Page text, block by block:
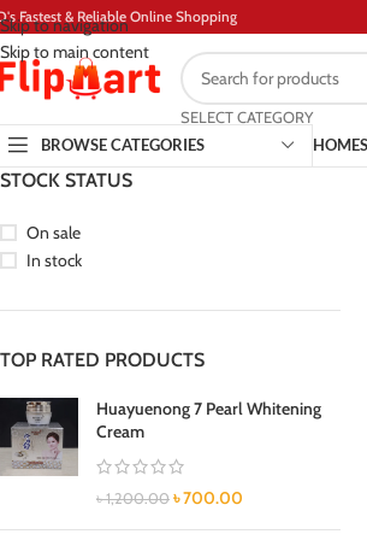
Skip to navigation
Skip to main content
Fastest & Reliable Online Shopping
SELECT CATEGORY
BROWSE CATEGORIES
HOME
STOCK STATUS
On sale
In stock
TOP RATED PRODUCTS
Huayuenong 7 Pearl Whitening
Cream
৳1,200.00 ৳700.00